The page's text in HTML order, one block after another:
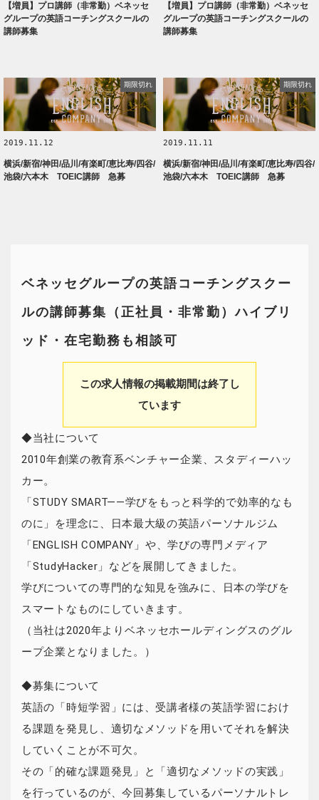
【増員】プロ講師（非常勤）ベネッセ
グループの英語コーチングスクールの
講師募集
【増員】プロ講師（非常勤）ベネッセ
グループの英語コーチングスクールの
講師募集
期限切れ
2019.11.12
横浜/新宿/神田/品川/有楽町/恵比寿/四谷/
池袋/六本木 TOEIC講師 急募
期限切れ
2019.11.11
横浜/新宿/神田/品川/有楽町/恵比寿/四谷/
池袋/六本木 TOEIC講師 急募
ベネッセグループの英語コーチングスクー
ルの講師募集（正社員・非常勤）ハイブリ
ッド・在宅勤務も相談可
この求人情報の掲載期間は終了し
ています
◆当社について
2010年創業の教育系ベンチャー企業、スタディーハッ
カー。
「STUDY SMART——学びをもっと科学的で効率的なも
のに」を理念に、日本最大級の英語パーソナルジム
「ENGLISH COMPANY」や、学びの専門メディア
「StudyHacker」などを展開してきました。
学びについての専門的な知見を強みに、日本の学びを
スマートなものにしていきます。
（当社は2020年よりベネッセホールディングスのグル
ープ企業となりました。）
◆募集について
英語の「時短学習」には、受講者様の英語学習におけ
る課題を発見し、適切なメソッドを用いてそれを解決
していくことが不可欠。
その「的確な課題発見」と「適切なメソッドの実践」
を行っているのが、今回募集しているパーソナルトレ